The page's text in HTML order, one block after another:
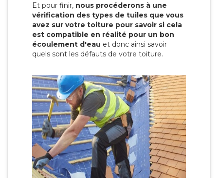
Et pour finir, nous procéderons à une
vérification des types de tuiles que vous
avez sur votre toiture pour savoir si cela
est compatible en réalité pour un bon
écoulement d'eau et donc ainsi savoir
quels sont les défauts de votre toiture.